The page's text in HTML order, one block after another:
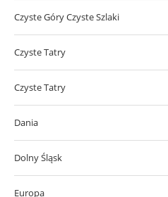
Czyste Góry Czyste Szlaki
Czyste Tatry
Czyste Tatry
Dania
Dolny Śląsk
Europa